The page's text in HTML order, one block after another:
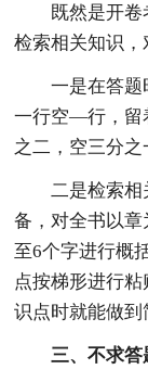
既然是开
检索相关知识，
一是在答
一行空—行，留
之二，空三分之
二是检索
备，对全书以
至6个字进行概
点按梯形进行
识点时就能做到
三、不求